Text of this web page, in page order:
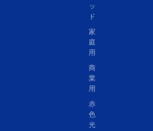
ッ
ド
家
庭
用
商
業
用
赤
色
光